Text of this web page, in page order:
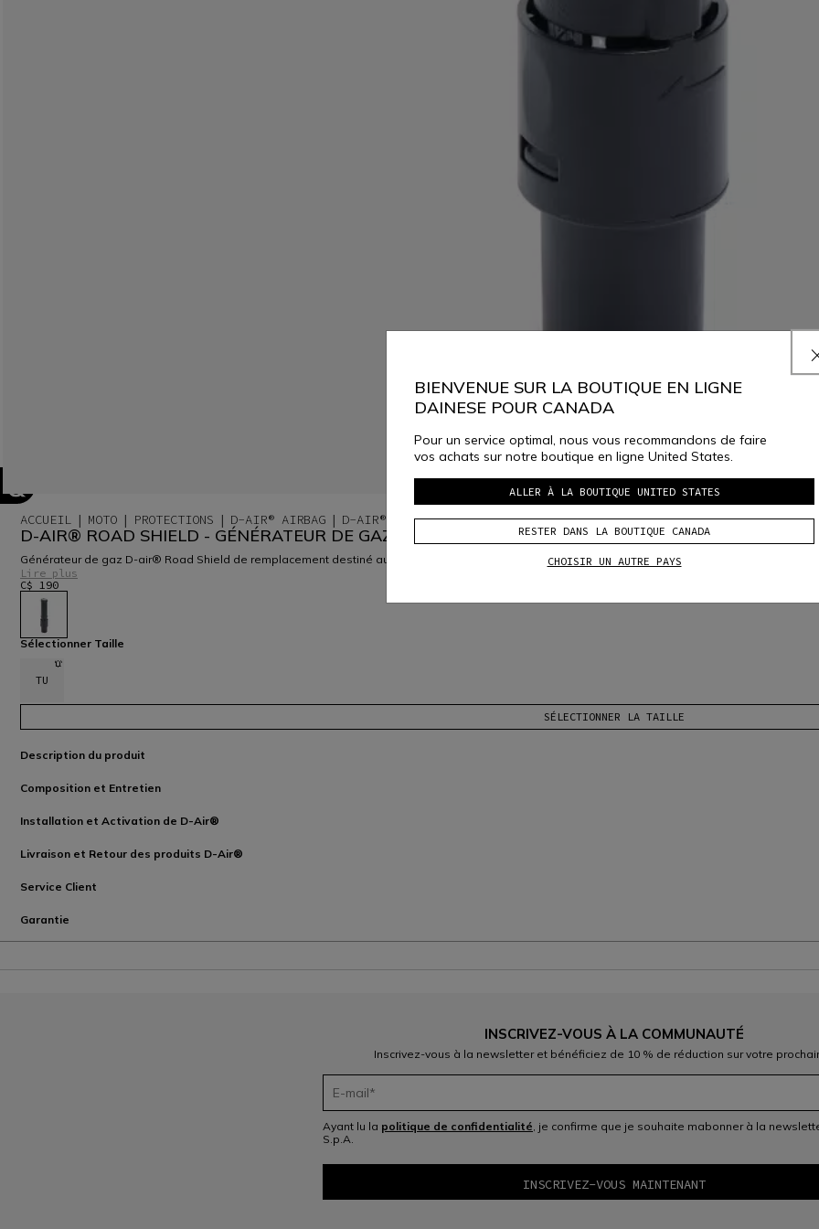
ACCUEIL MOTO PROTECTIONS D-AIR® AIRBAG D-AIR® ROAD
D-AIR® ROAD SHIELD - GÉNÉRATEUR DE GAZ
Générateur de gaz D-air® Road Shield de remplacement destiné au dispositif d'airbag Smart Air, le système d'airbag innovant de Dainese.
Lire plus
C$ 190
sélectionné
Sélectionner Taille
TU
SÉLECTIONNER LA TAILLE
Description du produit
Composition et Entretien
Installation et Activation de D-Air®
Livraison et Retour des produits D-Air®
Service Client
Garantie
INSCRIVEZ-VOUS À LA COMMUNAUTÉ
Inscrivez-vous à la newsletter et bénéficiez de 10 % de réduction sur votre
Ayant lu la politique de confidentialité, je confirme que je souhaite mabonner à la
S.p.A.
BIENVENUE SUR LA BOUTIQUE EN LIGNE
DAINESE POUR CANADA
Pour un service optimal, nous vous recommandons de faire
vos achats sur notre boutique en ligne United States.
ALLER À LA BOUTIQUE UNITED STATES
RESTER DANS LA BOUTIQUE CANADA
CHOISIR UN AUTRE PAYS